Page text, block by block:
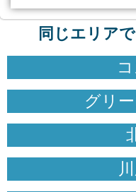
同じエリア
グリ